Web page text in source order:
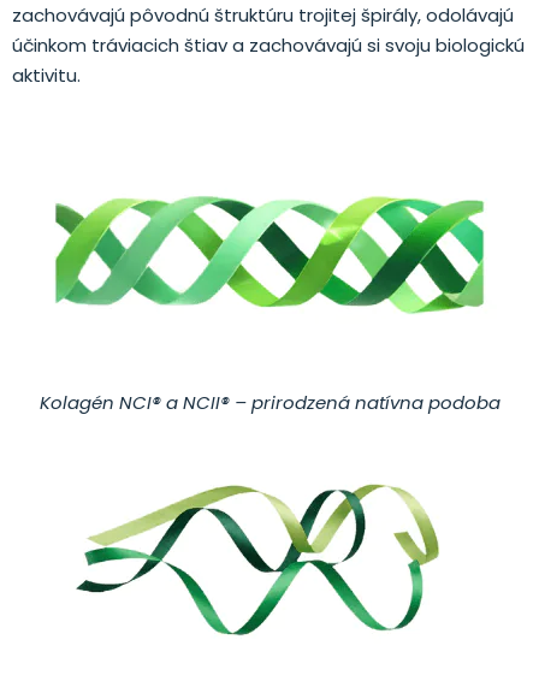
zachovávajú pôvodnú štruktúru trojitej špirály, odolávajú
účinkom tráviacich štiav a zachovávajú si svoju biologickú
aktivitu.
Kolagén NCI® a NCII® – prirodzená natívna podoba